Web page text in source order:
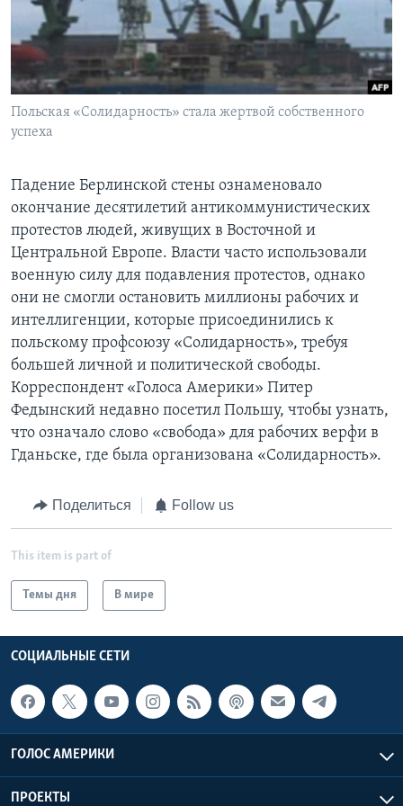
Learning English
СОЦИАЛЬНЫЕ СЕТИ
Польская «Солидарность» стала жертвой собственного
успеха
Падение Берлинской стены ознаменовало
окончание десятилетий антикоммунистических
протестов людей, живущих в Восточной и
Центральной Европе. Власти часто использовали
военную силу для подавления протестов, однако
они не смогли остановить миллионы рабочих и
интеллигенции, которые присоединились к
польскому профсоюзу «Солидарность», требуя
большей личной и политической свободы.
Корреспондент «Голоса Америки» Питер
Федынский недавно посетил Польшу, чтобы узнать,
что означало слово «свобода» для рабочих верфи в
Гданьске, где была организована «Солидарность».
Поделиться Follow us
This item is part of
Темы дня В мире
СОЦИАЛЬНЫЕ СЕТИ
ГОЛОС АМЕРИКИ
ПРОЕКТЫ